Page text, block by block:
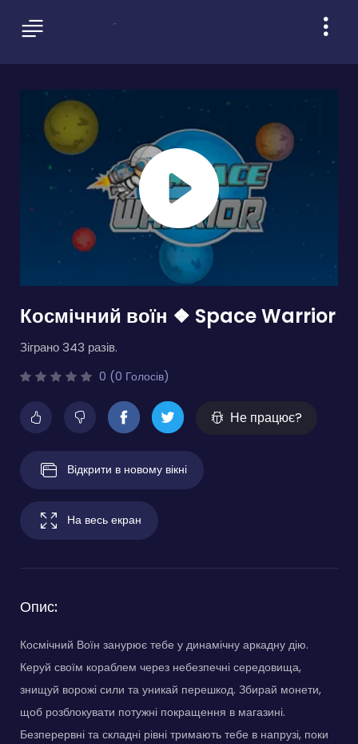
Космічний воїн ❖ Space Warrior
Зіграно 343 разів.
0 (0 Голосів)
Не працює?
Відкрити в новому вікні
На весь екран
Опис:
Космічний Воїн занурює тебе у динамічну аркадну дію.
Керуй своїм кораблем через небезпечні середовища,
знищуй ворожі сили та уникай перешкод. Збирай монети,
щоб розблокувати потужні покращення в магазині.
Безперервні та складні рівні тримають тебе в напрузі, поки